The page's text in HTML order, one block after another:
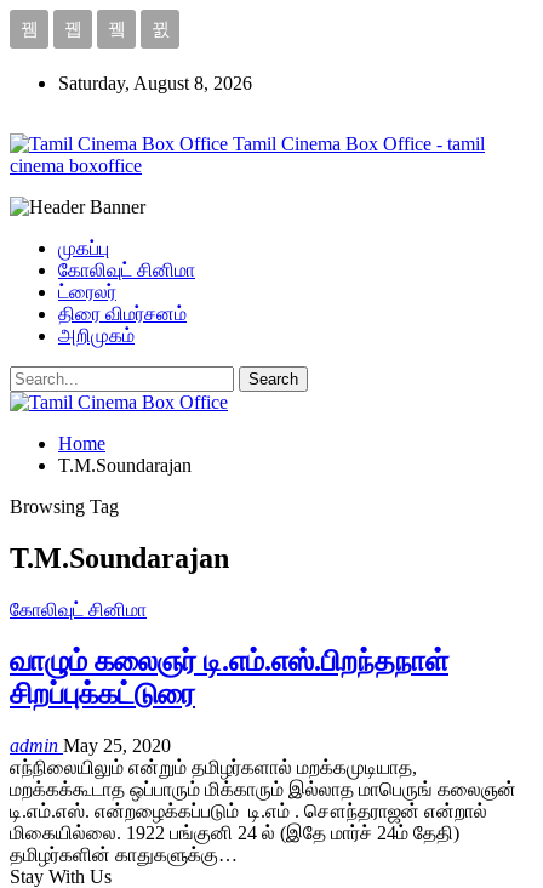
Saturday, August 8, 2026
Tamil Cinema Box Office - tamil
cinema boxoffice
முகப்பு
கோலிவுட் சினிமா
ட்ரைலர்
திரை விமர்சனம்
அறிமுகம்
Home
T.M.Soundarajan
Browsing Tag
T.M.Soundarajan
கோலிவுட் சினிமா
வாழும் கலைஞர் டி.எம்.எஸ்.பிறந்தநாள்
சிறப்புக்கட்டுரை
admin May 25, 2020
எந்நிலையிலும் என்றும் தமிழர்களால் மறக்கமுடியாத,
மறக்கக்கூடாத ஒப்பாரும் மிக்காரும் இல்லாத மாபெருங் கலைஞன்
டி.எம்.எஸ். என்றழைக்கப்படும் டி.எம் . சௌந்தராஜன் என்றால்
மிகையில்லை. 1922 பங்குனி 24 ல் (இதே மார்ச் 24ம் தேதி)
தமிழர்களின் காதுகளுக்கு…
Stay With Us